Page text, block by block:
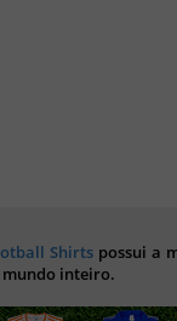
Shirts possui a
mundo inteiro.